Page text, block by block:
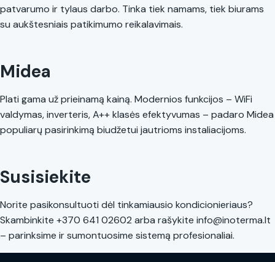
patvarumo ir tylaus darbo. Tinka tiek namams, tiek biurams
su aukštesniais patikimumo reikalavimais.
Midea
Plati gama už prieinamą kainą. Modernios funkcijos – WiFi
valdymas, inverteris, A++ klasės efektyvumas – padaro Midea
populiarų pasirinkimą biudžetui jautrioms instaliacijoms.
Susisiekite
Norite pasikonsultuoti dėl tinkamiausio kondicionieriaus?
Skambinkite +370 641 02602 arba rašykite info@inoterma.lt
– parinksime ir sumontuosime sistemą profesionaliai.